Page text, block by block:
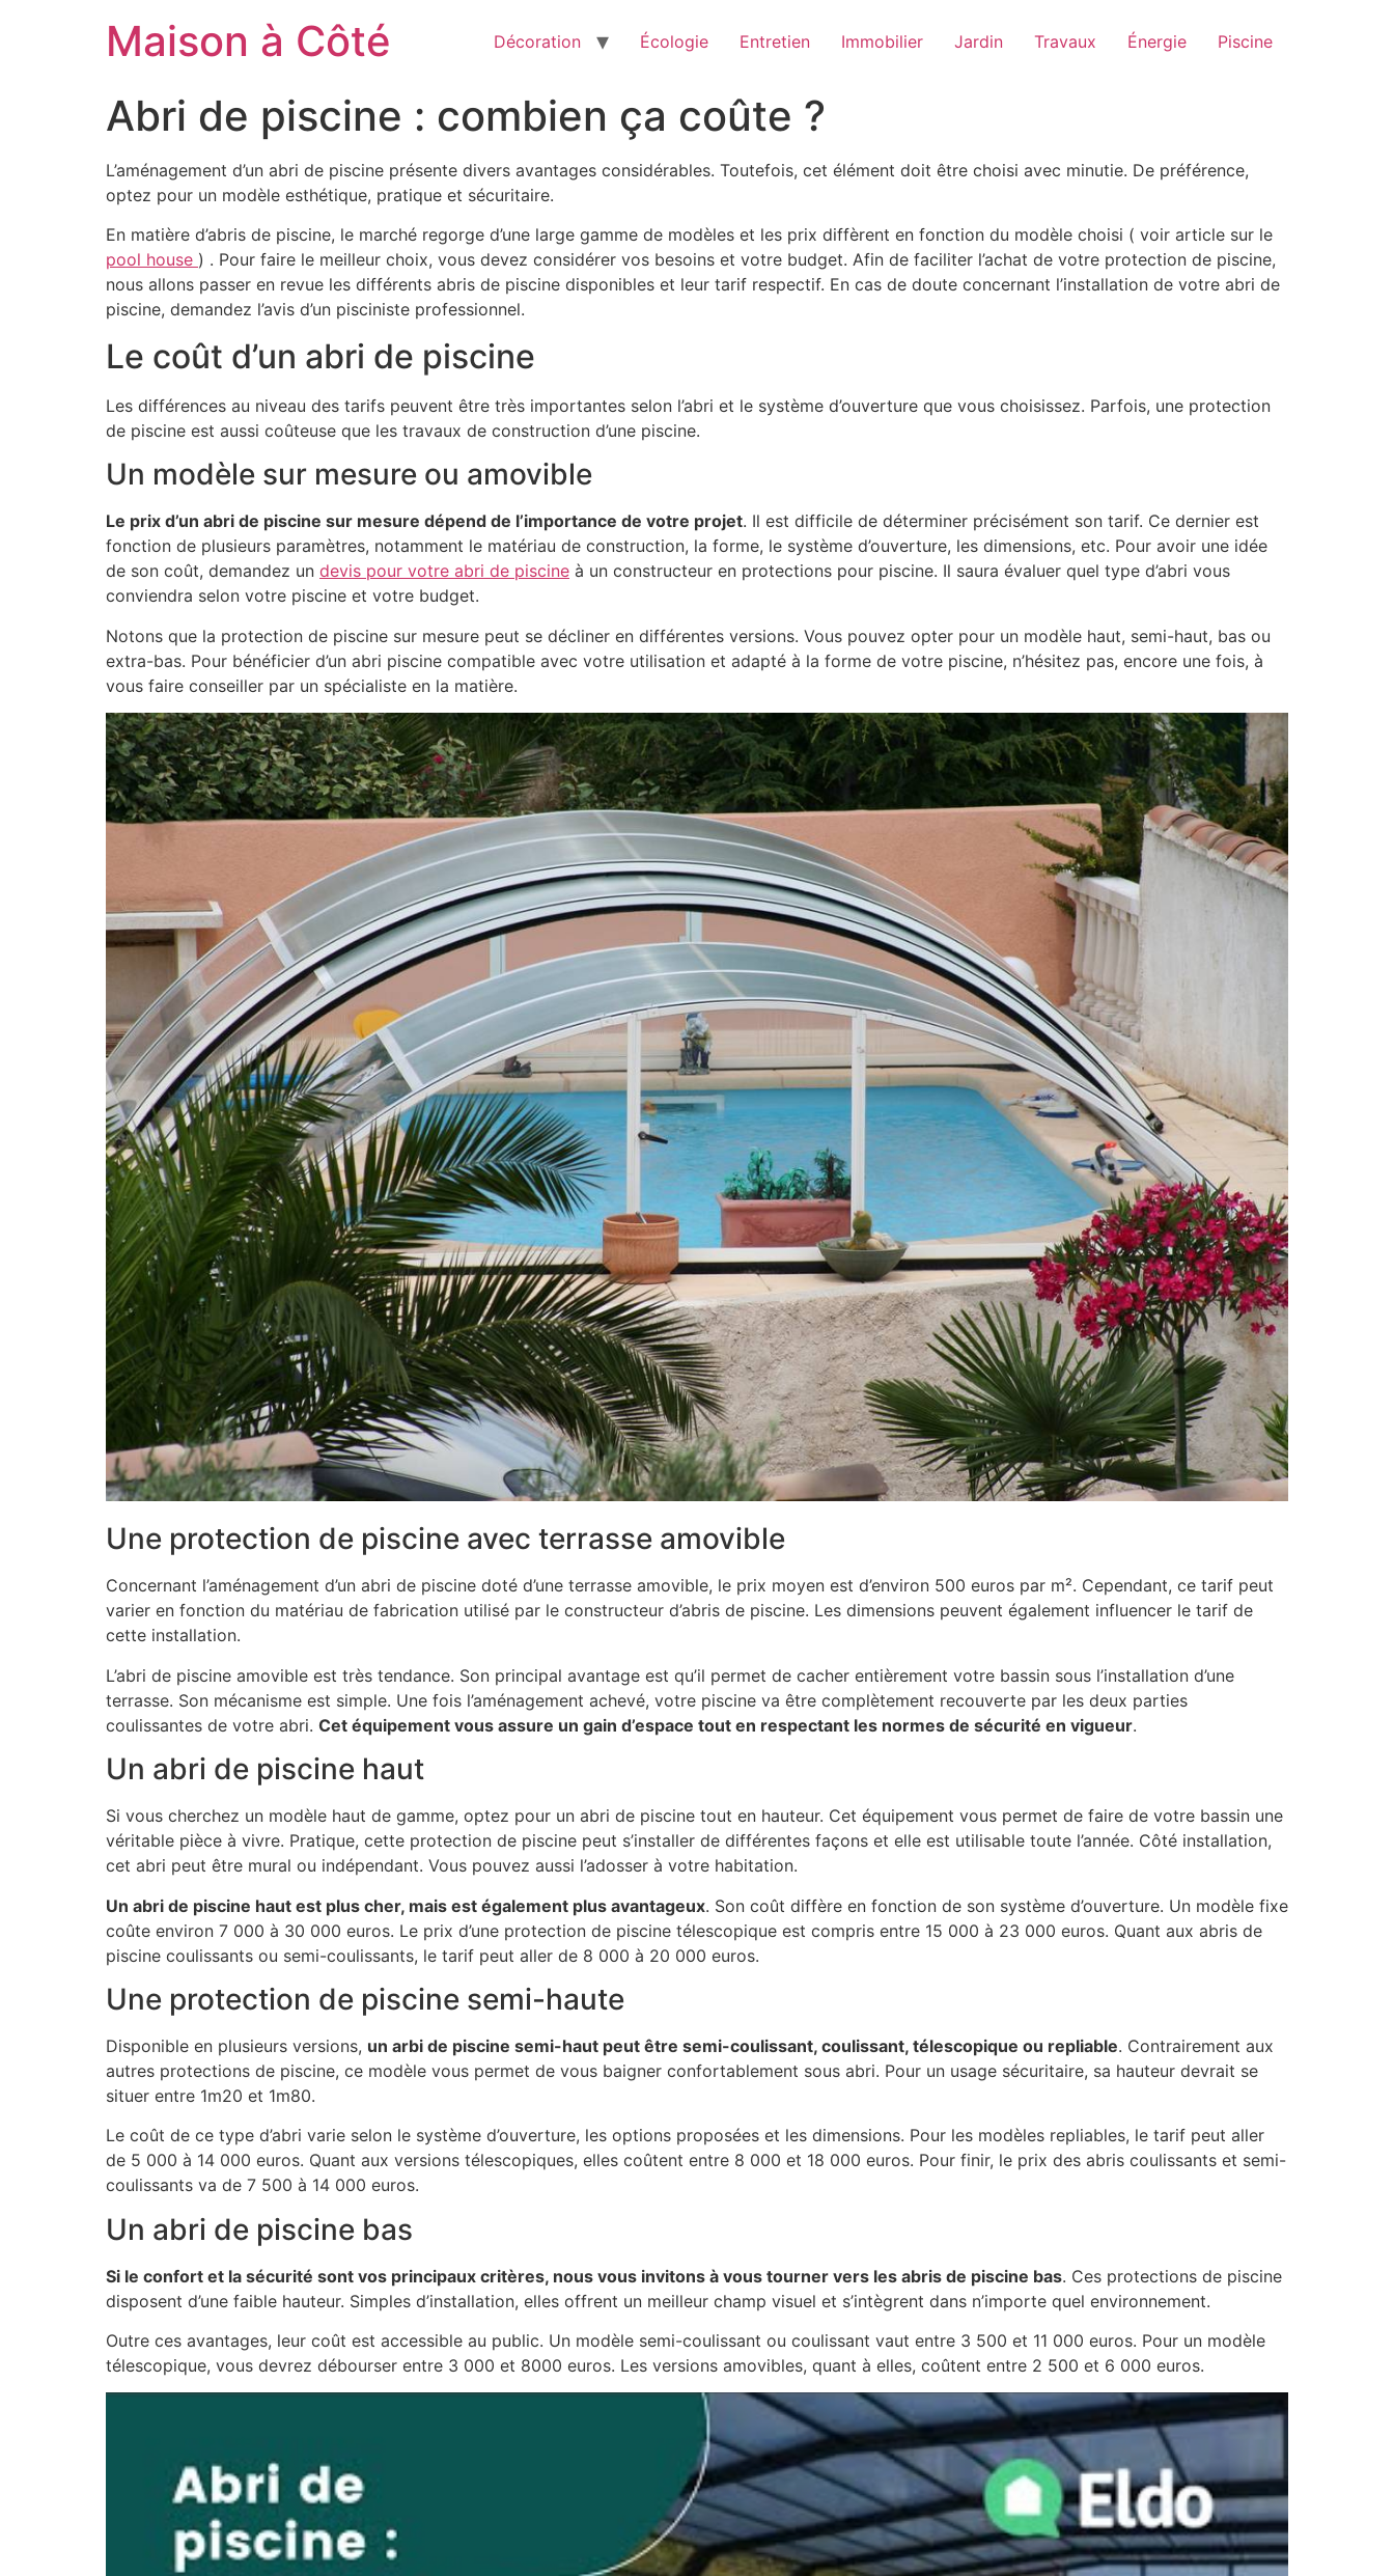
Maison à Côté Décoration Écologie Entretien Immobilier Jardin Travaux Énergie Piscine
Abri de piscine : combien ça coûte ?
L’aménagement d’un abri de piscine présente divers avantages considérables. Toutefois, cet élément doit être choisi avec minutie. De préférence,
optez pour un modèle esthétique, pratique et sécuritaire.
En matière d’abris de piscine, le marché regorge d’une large gamme de modèles et les prix diffèrent en fonction du modèle choisi ( voir article sur le
pool house ) . Pour faire le meilleur choix, vous devez considérer vos besoins et votre budget. Afin de faciliter l’achat de votre protection de piscine,
nous allons passer en revue les différents abris de piscine disponibles et leur tarif respectif. En cas de doute concernant l’installation de votre abri de
piscine, demandez l’avis d’un pisciniste professionnel.
Le coût d’un abri de piscine
Les différences au niveau des tarifs peuvent être très importantes selon l’abri et le système d’ouverture que vous choisissez. Parfois, une protection
de piscine est aussi coûteuse que les travaux de construction d’une piscine.
Un modèle sur mesure ou amovible
Le prix d’un abri de piscine sur mesure dépend de l’importance de votre projet. Il est difficile de déterminer précisément son tarif. Ce dernier est
fonction de plusieurs paramètres, notamment le matériau de construction, la forme, le système d’ouverture, les dimensions, etc. Pour avoir une idée
de son coût, demandez un devis pour votre abri de piscine à un constructeur en protections pour piscine. Il saura évaluer quel type d’abri vous
conviendra selon votre piscine et votre budget.
Notons que la protection de piscine sur mesure peut se décliner en différentes versions. Vous pouvez opter pour un modèle haut, semi-haut, bas ou
extra-bas. Pour bénéficier d’un abri piscine compatible avec votre utilisation et adapté à la forme de votre piscine, n’hésitez pas, encore une fois, à
vous faire conseiller par un spécialiste en la matière.
Une protection de piscine avec terrasse amovible
Concernant l’aménagement d’un abri de piscine doté d’une terrasse amovible, le prix moyen est d’environ 500 euros par m². Cependant, ce tarif peut
varier en fonction du matériau de fabrication utilisé par le constructeur d’abris de piscine. Les dimensions peuvent également influencer le tarif de
cette installation.
L’abri de piscine amovible est très tendance. Son principal avantage est qu’il permet de cacher entièrement votre bassin sous l’installation d’une
terrasse. Son mécanisme est simple. Une fois l’aménagement achevé, votre piscine va être complètement recouverte par les deux parties
coulissantes de votre abri. Cet équipement vous assure un gain d’espace tout en respectant les normes de sécurité en vigueur.
Un abri de piscine haut
Si vous cherchez un modèle haut de gamme, optez pour un abri de piscine tout en hauteur. Cet équipement vous permet de faire de votre bassin une
véritable pièce à vivre. Pratique, cette protection de piscine peut s’installer de différentes façons et elle est utilisable toute l’année. Côté installation,
cet abri peut être mural ou indépendant. Vous pouvez aussi l’adosser à votre habitation.
Un abri de piscine haut est plus cher, mais est également plus avantageux. Son coût diffère en fonction de son système d’ouverture. Un modèle fixe
coûte environ 7 000 à 30 000 euros. Le prix d’une protection de piscine télescopique est compris entre 15 000 à 23 000 euros. Quant aux abris de
piscine coulissants ou semi-coulissants, le tarif peut aller de 8 000 à 20 000 euros.
Une protection de piscine semi-haute
Disponible en plusieurs versions, un arbi de piscine semi-haut peut être semi-coulissant, coulissant, télescopique ou repliable. Contrairement aux
autres protections de piscine, ce modèle vous permet de vous baigner confortablement sous abri. Pour un usage sécuritaire, sa hauteur devrait se
situer entre 1m20 et 1m80.
Le coût de ce type d’abri varie selon le système d’ouverture, les options proposées et les dimensions. Pour les modèles repliables, le tarif peut aller
de 5 000 à 14 000 euros. Quant aux versions télescopiques, elles coûtent entre 8 000 et 18 000 euros. Pour finir, le prix des abris coulissants et semi-
coulissants va de 7 500 à 14 000 euros.
Un abri de piscine bas
Si le confort et la sécurité sont vos principaux critères, nous vous invitons à vous tourner vers les abris de piscine bas. Ces protections de piscine
disposent d’une faible hauteur. Simples d’installation, elles offrent un meilleur champ visuel et s’intègrent dans n’importe quel environnement.
Outre ces avantages, leur coût est accessible au public. Un modèle semi-coulissant ou coulissant vaut entre 3 500 et 11 000 euros. Pour un modèle
télescopique, vous devrez débourser entre 3 000 et 8000 euros. Les versions amovibles, quant à elles, coûtent entre 2 500 et 6 000 euros.